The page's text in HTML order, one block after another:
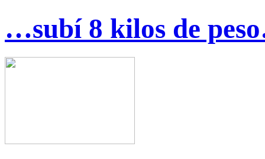
…subí 8 kilos de